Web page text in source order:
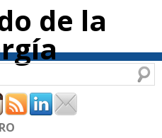
de la